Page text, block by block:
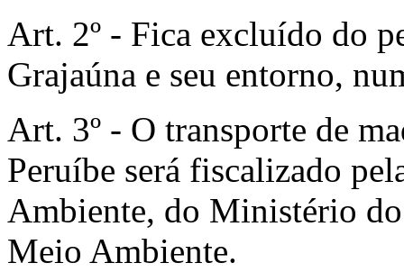
Art. 2º - Fica excluído do
Grajaúna e seu entorno,
Art. 3º - O transporte de
Peruíbe será fiscalizado
Ambiente, do Ministério
Meio Ambiente.